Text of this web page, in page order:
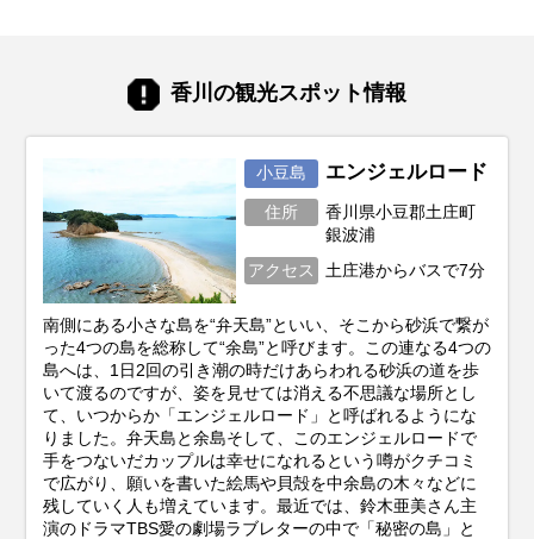
はずです。 この記事では、プロのツアーコ
ーディネーターが、2026年の最新トレンド
一つずつ厳選してご紹介します。あなたの
旅を彩るヒントが、きっとここに見つかり
ます。
香川の観光スポット情報
小豆島 エンジェルロード
住所
香川県小豆郡土庄町
銀波浦
アクセス
土庄港からバスで7分
南側にある小さな島を“弁天島”といい、そこから砂浜で繋が
った4つの島を総称して“余島”と呼びます。この連なる4つの
島へは、1日2回の引き潮の時だけあらわれる砂浜の道を歩
いて渡るのですが、姿を見せては消える不思議な場所とし
て、いつからか「エンジェルロード」と呼ばれるようにな
りました。弁天島と余島そして、このエンジェルロードで
手をつないだカップルは幸せになれるという噂がクチコミ
で広がり、願いを書いた絵馬や貝殻を中余島の木々などに
残していく人も増えています。最近では、鈴木亜美さん主
演のドラマTBS愛の劇場ラブレターの中で「秘密の島」と